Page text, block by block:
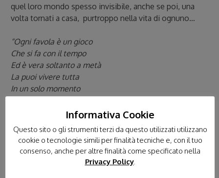
quel loro mondo spesso invisibile, anche se poi, una
volta tornati a casa, purtroppo nella vita di ognuno…
“Ogni favola è un gioco
Che si fa con il tempo
Ed è vera soltanto a metà
La puoi vivere tutta
In un solo momento
ce n’è veramente bisogno.
di Pino Curtale, scattocontinuo.wordpress.com
Informativa Cookie
Questo sito o gli strumenti terzi da questo utilizzati utilizzano
cookie o tecnologie simili per finalità tecniche e, con il tuo
consenso, anche per altre finalità come specificato nella
Privacy Policy.